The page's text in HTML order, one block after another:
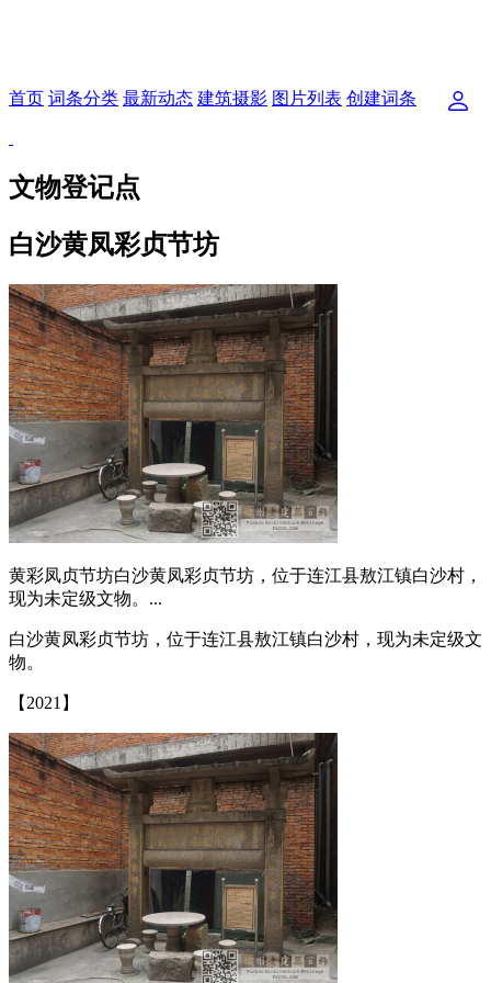
首页 词条分类 最新动态 建筑摄影 图片列表 创建词条
文物登记点
白沙黄凤彩贞节坊
黄彩凤贞节坊白沙黄凤彩贞节坊，位于连江县敖江镇白沙村，
现为未定级文物。...
白沙黄凤彩贞节坊，位于连江县敖江镇白沙村，现为未定级文
物。
【2021】